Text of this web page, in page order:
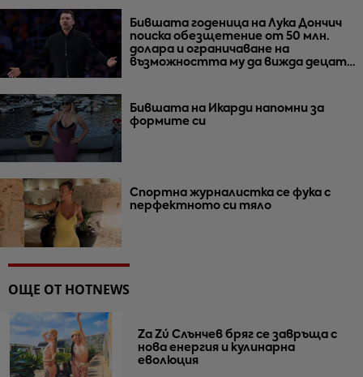
Бившата годеница на Лука Дончич
поиска обезщетение от 50 млн.
долара и ограничаване на
възможността му да вижда децата
Бившата на Икарди напомни за
формите си
Спортна журналистка се фука с
перфектното си тяло
ОЩЕ ОТ HOTNEWS
Za Zú Слънчев бряг се завръща с
нова енергия и кулинарна
еволюция